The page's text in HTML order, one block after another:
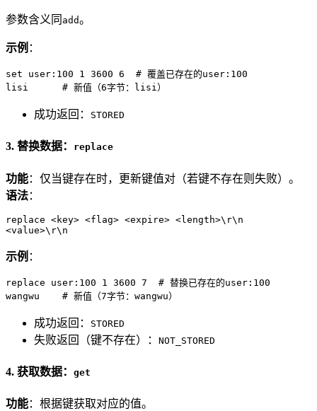
参数含义同 add。
示例 ：
set user:100 1 3600 6  # 覆盖已存在的user:100
lisi      # 新值（6字节：lisi）
成功返回： STORED
3. 替换数据： replace
功能：仅当键存在时，更新键值对（若键不存在则失败）。
语法：
replace <key> <flag> <expire> <length>\r\n
<value>\r\n
示例 ：
replace user:100 1 3600 7  # 替换已存在的user:100
wangwu    # 新值（7字节：wangwu）
成功返回： STORED
失败返回（键不存在）： NOT_STORED
4. 获取数据： get
功能：根据键获取对应的值。